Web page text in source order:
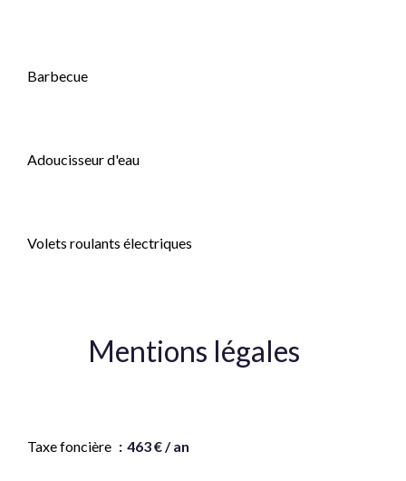
Barbecue
Adoucisseur d'eau
Volets roulants électriques
Mentions légales
Taxe foncière 463 € / an